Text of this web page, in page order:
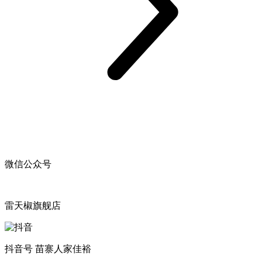
微信公众号
雷天椒旗舰店
抖音号 苗寨人家佳裕